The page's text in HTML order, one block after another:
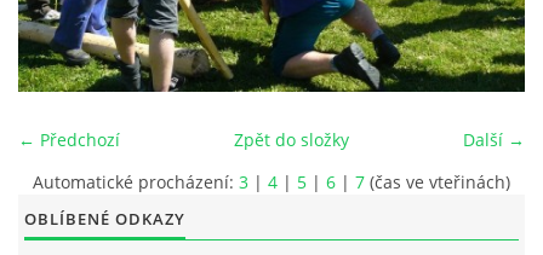
INTERNÍ SEKCE
← Předchozí Další →
Zpět do složky
Automatické procházení: 3 | 4 | 5 | 6 | 7 (čas ve vteřinách)
OBLÍBENÉ ODKAZY